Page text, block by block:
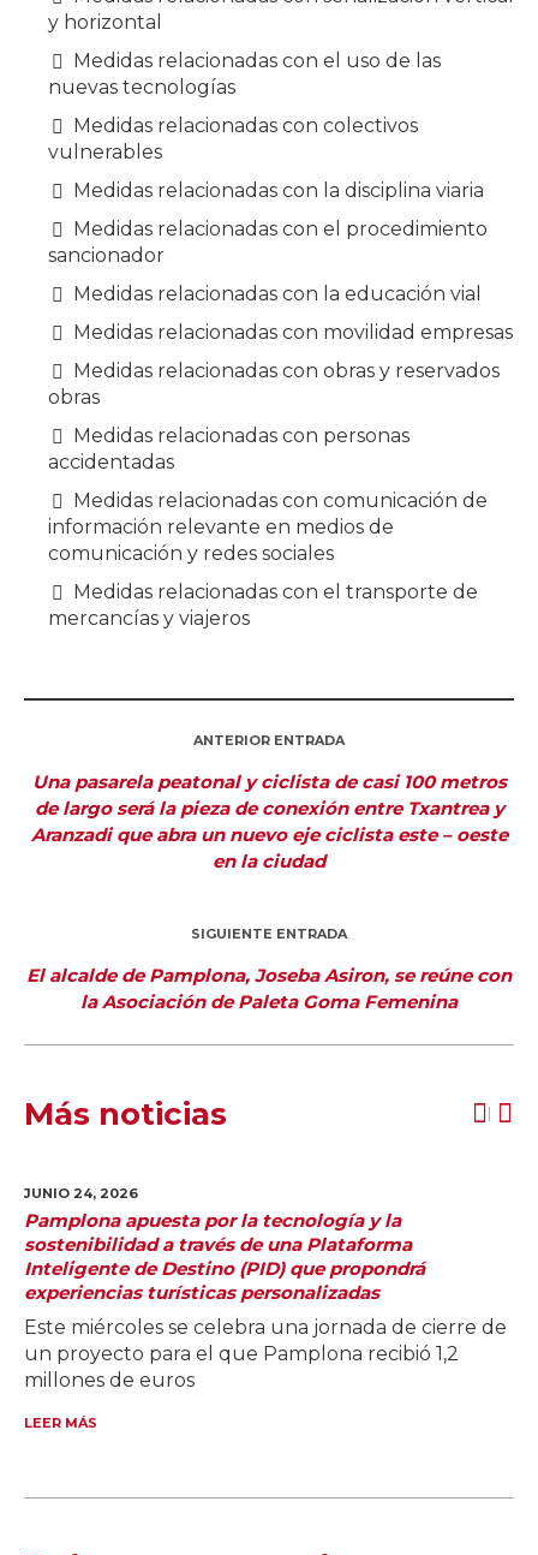
y horizontal
Medidas relacionadas con el uso de las
nuevas tecnologías
Medidas relacionadas con colectivos
vulnerables
Medidas relacionadas con la disciplina viaria
Medidas relacionadas con el procedimiento
sancionador
Medidas relacionadas con la educación vial
Medidas relacionadas con movilidad empresas
Medidas relacionadas con obras y reservados
obras
Medidas relacionadas con personas
accidentadas
Medidas relacionadas con comunicación de
información relevante en medios de
comunicación y redes sociales
Medidas relacionadas con el transporte de
mercancías y viajeros
ANTERIOR ENTRADA
Una pasarela peatonal y ciclista de casi 100 metros
de largo será la pieza de conexión entre Txantrea y
Aranzadi que abra un nuevo eje ciclista este – oeste
en la ciudad
SIGUIENTE ENTRADA
El alcalde de Pamplona, Joseba Asiron, se reúne con
la Asociación de Paleta Goma Femenina
Más noticias
JUNIO 24, 2026
Pamplona apuesta por la tecnología y la
sostenibilidad a través de una Plataforma
Inteligente de Destino (PID) que propondrá
experiencias turísticas personalizadas
Este miércoles se celebra una jornada de cierre de
un proyecto para el que Pamplona recibió 1,2
millones de euros
LEER MÁS